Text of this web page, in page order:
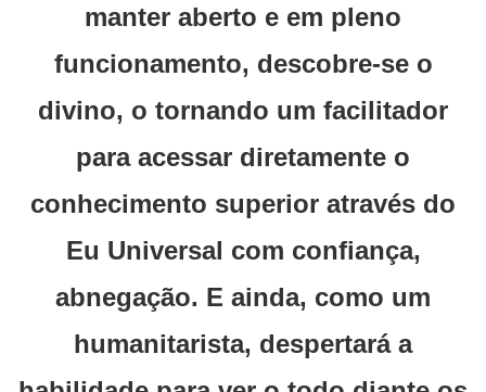
manter aberto e em pleno
funcionamento, descobre-se o
divino, o tornando um facilitador
para acessar diretamente o
conhecimento superior através do
Eu Universal com confiança,
abnegação. E ainda, como um
humanitarista, despertará a